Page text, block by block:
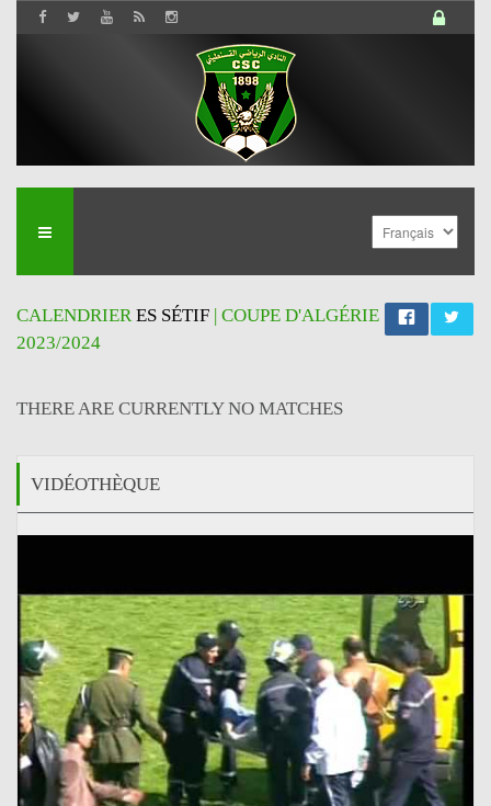
CALENDRIERES SÉTIF | COUPE D'ALGÉRIE
2023/2024
THERE ARE CURRENTLY NO MATCHES
VIDÉOTHÈQUE